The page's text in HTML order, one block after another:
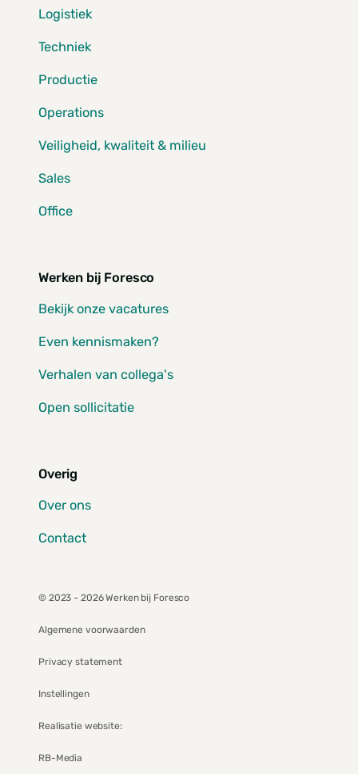
Logistiek
Techniek
Productie
Operations
Veiligheid, kwaliteit & milieu
Sales
Office
Werken bij Foresco
Bekijk onze vacatures
Even kennismaken?
Verhalen van collega's
Open sollicitatie
Overig
Over ons
Contact
© 2023 - 2026 Werken bij Foresco
Algemene voorwaarden
Privacy statement
Instellingen
Realisatie website:
RB-Media